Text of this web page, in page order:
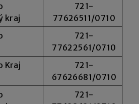
kraj
721-
77626511/0710
721-
77622561/0710
Kraj
721-
67626681/0710
721-